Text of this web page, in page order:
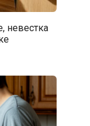
невестка